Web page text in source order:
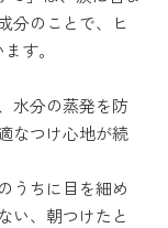
分のことで、ヒ
す。
水分の蒸発を防
なつけ心地が続
うちに目を細め
い、朝つけたと